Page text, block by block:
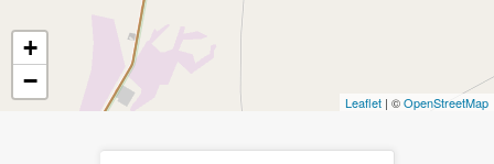
+
−
Leaflet | ©OpenStreetMap